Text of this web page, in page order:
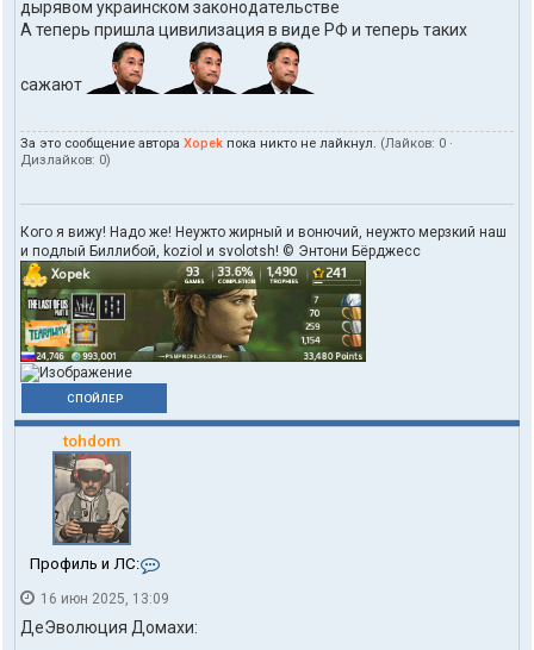
а
т
я
o
p
дырявом украинском законодательстве
А теперь пришла цивилизация в виде РФ и теперь таких
сажают
За это сообщение автора Xopek пока никто не лайкнул. (Лайков: 0 ·
Дизлайков: 0)
Кого я вижу! Надо же! Неужто жирный и вонючий, неужто мерзкий наш
и подлый Биллибой, koziol и svolotsh! © Энтони Бёрджесс
СПОЙЛЕР
tohdom
Профиль и ЛС:
н
т
а
16 июн 2025, 13:09
ДеЭволюция Домахи: